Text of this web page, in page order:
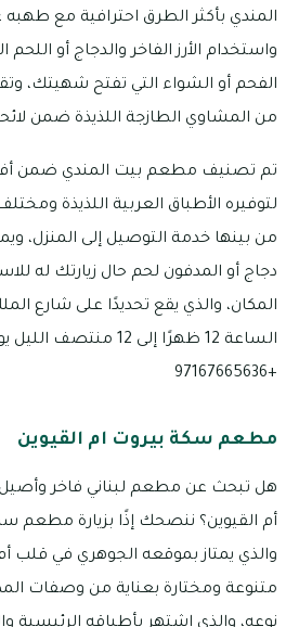
المندي بأكثر الطرق احترافية مع طهبه
واستخدام الأرز الفاخر والدجاج أو اللحم
الفحم أو الشواء التي تفتح شهيتك،
من المشاوي الطازجة اللذيذة ضمن
تم تصنيف مطعم بيت المندي ضمن
لتوفيره الأطباق العربية اللذيذة
من بينها خدمة التوصيل إلى المنزل،
دجاج أو المدفون لحم حال زيارتك له
المكان، والذي يقع تحديدًا على شارع
الساعة 12 ظهرًا إلى 12
+97167665636
مطعم سكة بيروت ام القيوين
هل تبحث عن مطعم لبناني فاخر
أم القيوين؟ ننصحك إذًا بزيارة مطعم
والذي يمتاز بموقعه الجوهري في قلب أم
متنوعة ومختارة بعناية من وصفات